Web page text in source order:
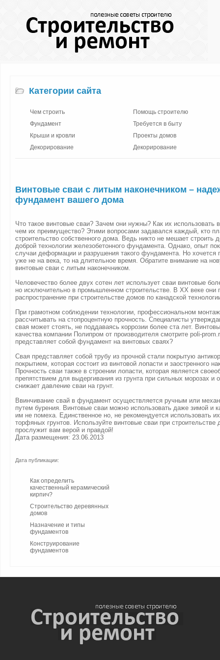
Категории сайта
Чем строить
Фундамент
Крыши и кровли
Декорирование
Помощь строителю
Требуется в быту
Проекты домов
Декорирование
Винтовые сваи с литым наконечником –
фундамент вашего дома
Что такое винтовые сваи? Зачем они нужны? Как их использовать
чем их преимущество? Этими вопросами задавался каждый, кто
строительство собственного дома. Ведь никто не мешает строить
доброй технологии железобетонного фундамента. Однако, опыт
случаи деформации и разрушения такого фундамента. Но хочется
уже не на века, то на длительное время. Обратите внимание на
винтовые сваи с литым наконечником.
Человечество более двух сотен лет использует сваи винтовые
но исключительно в промышленном строительстве. В ХХ веке они
распространение при строительстве домов по канадской
При грамотном соблюдении технологии, профессиональном
рассчитывать на стопроцентную прочность. Специалисты
свая может стоять, не поддаваясь коррозии более ста лет.
качества компании Полипром от производителя смотрите poli-
представляет собой фундамент на винтовых сваях?
Свая представляет собой трубу из прочной стали покрытую
покрытием, которая состоит из винтовой лопасти и заостренного
Прочность сваи также в строении лопасти, которая является
препятствием для выдергивания из грунта при сильных морозах и
снижает давление сваи на грунт.
Ввинчивание свай в фундамент осуществляется ручным или
путем бурения. Винтовые сваи можно использовать даже зимой и
им не помеха. Единственное но, не рекомендуется использовать
торфяных грунтов. Используйте винтовые сваи при строительстве
прослужит вам верой и правдой!
Дата размещения: 23.06.2013
Дата публикации:
Как определить
качественный керамический
кирпич?
Строительство деревянных
домов
Назначение и типы
фундаментов
Конструирование
фундаментов